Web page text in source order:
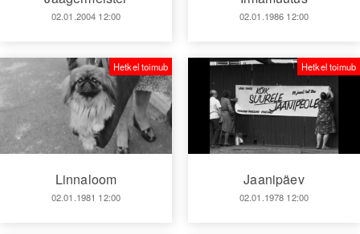
02.01.2004 12:00 02.01.1986 12:00
Linnaloom
02.01.1981 12:00
Hetkel toimub
Jaanipäev
02.01.1978 12:00
Hetkel toimub